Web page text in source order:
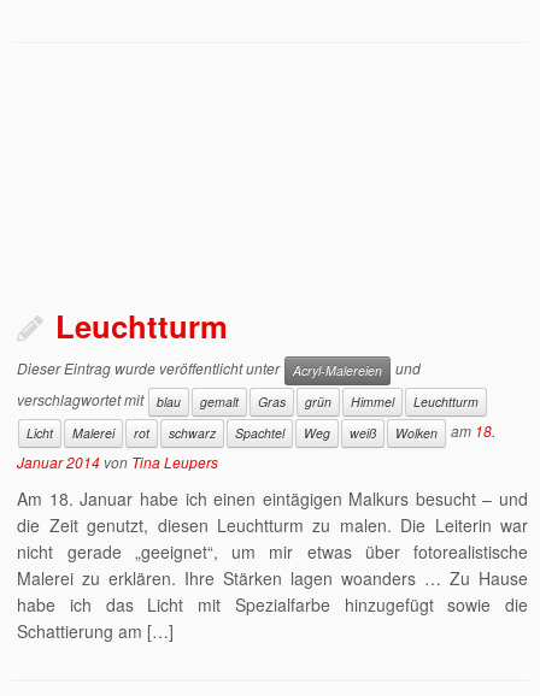
Leuchtturm
Dieser Eintrag wurde veröffentlicht unter Acryl-Malereien
und
verschlagwortet mit
blau gemalt Gras grün Himmel
Leuchtturm
Licht
Malerei rot schwarz Spachtel Weg weiß Wolken am 18.
Januar 2014 von Tina Leupers
Am 18. Januar habe ich einen eintägigen Malkurs besucht – und
die Zeit genutzt, diesen Leuchtturm zu malen. Die Leiterin war
nicht gerade „geeignet“, um mir etwas über fotorealistische
Malerei zu erklären. Ihre Stärken lagen woanders … Zu Hause
habe ich das Licht mit Spezialfarbe hinzugefügt sowie die
Schattierung am […]